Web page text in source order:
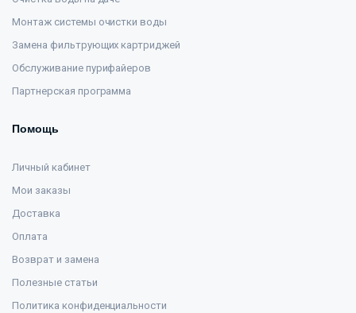
Монтаж системы очистки воды
Замена фильтрующих картриджей
Обслуживание пурифайеров
Партнерская программа
Помощь
Личный кабинет
Мои заказы
Доставка
Оплата
Возврат и замена
Полезные статьи
Политика конфиденциальности